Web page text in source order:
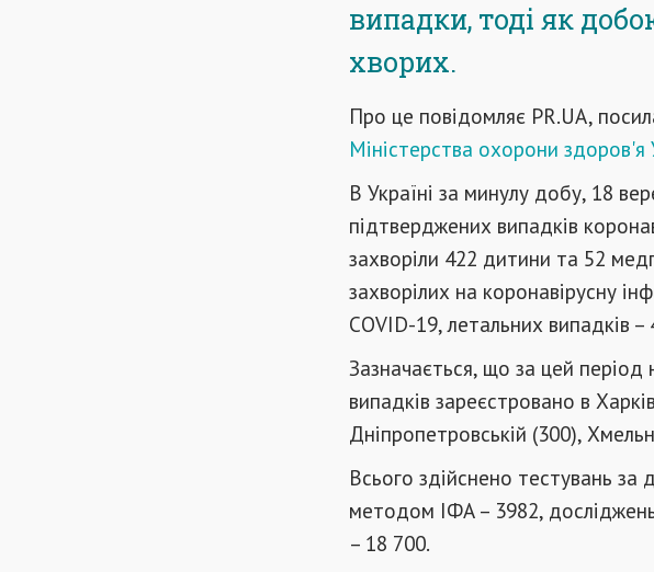
випадки, тоді як
хворих.
Про це повідомляє PR.UA,
Міністерства охорони здоров'я
В Україні за минулу добу, 18
підтверджених випадків
захворіли 422 дитини та 52
захворілих на коронавірусну
COVID-19, летальних випадків –
Зазначається, що за цей період
випадків зареєстровано в
Дніпропетровській (300),
Всього здійснено тестувань
методом ІФА – 3982,
– 18 700.